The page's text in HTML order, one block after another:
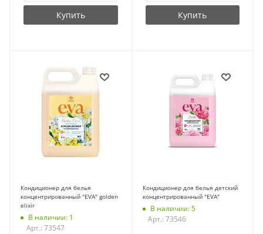
Купить Купить
Кондиционер для белья
концентрированный "EVA" golden
elixir
В наличии: 1
Арт.: 73547
Кондиционер для белья детский
концентрированный "EVA"
В наличии: 5
Арт.: 73546